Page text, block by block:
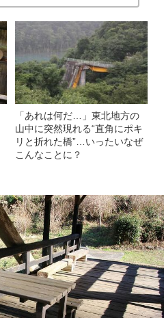
「あれは何だ…」東北地方の
山中に突然現れる“直角にポキ
リと折れた橋”…いったいなぜ
こんなことに？